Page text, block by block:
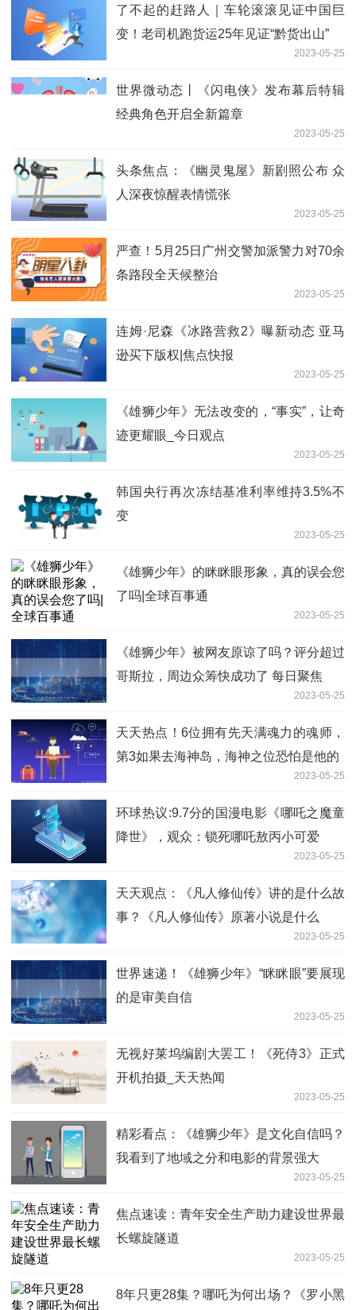
了不起的赶路人｜车轮滚滚见证中国巨
变！老司机跑货运25年见证“黔货出山”
2023-05-25
世界微动态丨《闪电侠》发布幕后特辑
经典角色开启全新篇章
2023-05-25
头条焦点：《幽灵鬼屋》新剧照公布 众
人深夜惊醒表情慌张
2023-05-25
严查！5月25日广州交警加派警力对70余
条路段全天候整治
2023-05-25
连姆·尼森《冰路营救2》曝新动态 亚马
逊买下版权|焦点快报
2023-05-25
《雄狮少年》无法改变的，“事实”，让奇
迹更耀眼_今日观点
2023-05-25
韩国央行再次冻结基准利率维持3.5%不
变
2023-05-25
《雄狮少年》的眯眯眼形象，真的误会您
了吗|全球百事通
2023-05-25
《雄狮少年》被网友原谅了吗？评分超过
哥斯拉，周边众筹快成功了 每日聚焦
2023-05-25
天天热点！6位拥有先天满魂力的魂师，
第3如果去海神岛，海神之位恐怕是他的
2023-05-25
环球热议:9.7分的国漫电影《哪吒之魔童
降世》，观众：锁死哪吒敖丙小可爱
2023-05-25
天天观点：《凡人修仙传》讲的是什么故
事？《凡人修仙传》原著小说是什么
2023-05-25
世界速递！《雄狮少年》“眯眯眼”要展现
的是审美自信
2023-05-25
无视好莱坞编剧大罢工！《死侍3》正式
开机拍摄_天天热闻
2023-05-25
精彩看点：《雄狮少年》是文化自信吗？
我看到了地域之分和电影的背景强大
2023-05-25
焦点速读：青年安全生产助力建设世界最
长螺旋隧道
2023-05-25
8年只更28集？哪吒为何出场？《罗小黑